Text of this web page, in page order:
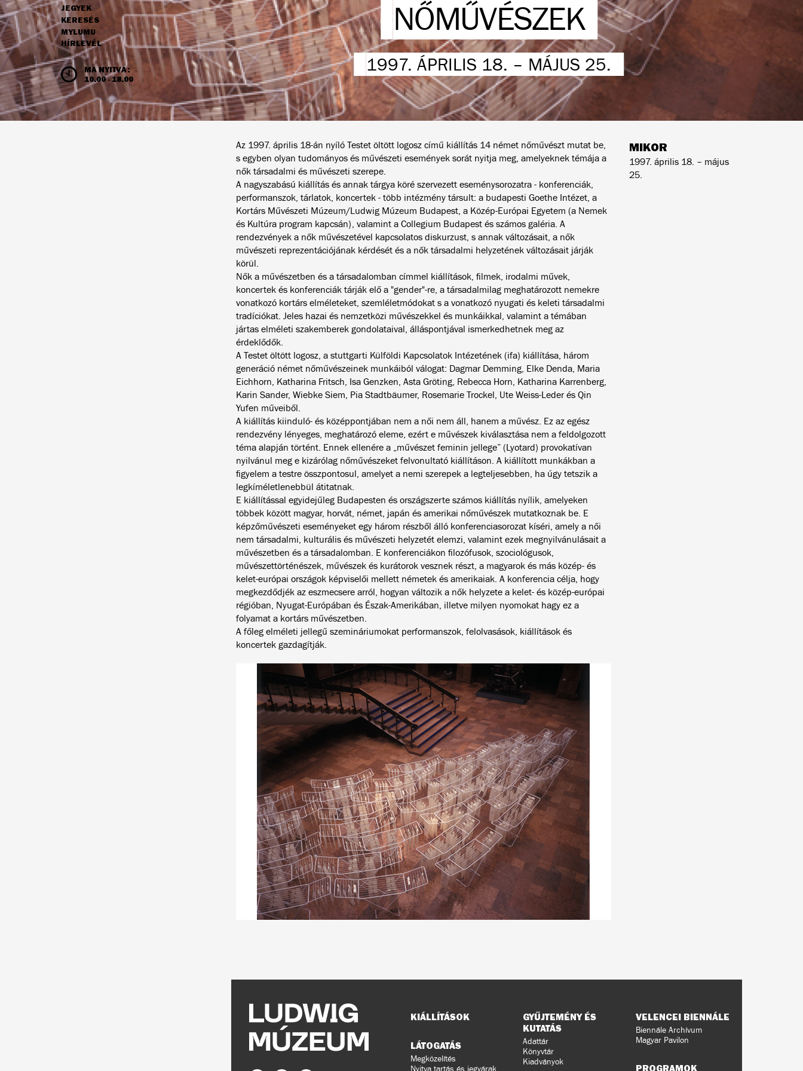
NAVIGÁCIÓ
JEGYEK
KERESÉS
MYLUMU
HÍRLEVÉL
MA NYITVA:
10.00 - 18.00
NYITVATARTÁS ÉS JEGYÁRAK
NŐMŰVÉSZEK
1997. ÁPRILIS 18. – MÁJUS 25.
MIKOR
1997. április 18. – május
25.
Az 1997. április 18-án nyíló Testet öltött logosz című kiállítás 14 német nőművészt mutat be,
s egyben olyan tudományos és művészeti események sorát nyitja meg, amelyeknek témája a
nők társadalmi és művészeti szerepe.
A nagyszabású kiállítás és annak tárgya köré szervezett eseménysorozatra - konferenciák,
performanszok, tárlatok, koncertek - több intézmény társult: a budapesti Goethe Intézet, a
Kortárs Művészeti Múzeum/Ludwig Múzeum Budapest, a Közép-Európai Egyetem (a Nemek
és Kultúra program kapcsán), valamint a Collegium Budapest és számos galéria. A
rendezvények a nők művészetével kapcsolatos diskurzust, s annak változásait, a nők
művészeti reprezentációjának kérdését és a nők társadalmi helyzetének változásait járják
körül.
Nők a művészetben és a társadalomban címmel kiállítások, filmek, irodalmi művek,
koncertek és konferenciák tárják elő a "gender"-re, a társadalmilag meghatározott nemekre
vonatkozó kortárs elméleteket, szemléletmódokat s a vonatkozó nyugati és keleti társadalmi
tradíciókat. Jeles hazai és nemzetközi művészekkel és munkáikkal, valamint a témában
jártas elméleti szakemberek gondolataival, álláspontjával ismerkedhetnek meg az
érdeklődők.
A Testet öltött logosz, a stuttgarti Külföldi Kapcsolatok Intézetének (ifa) kiállítása, három
generáció német nőművészeinek munkáiból válogat: Dagmar Demming, Elke Denda, Maria
Eichhorn, Katharina Fritsch, Isa Genzken, Asta Gröting, Rebecca Horn, Katharina Karrenberg,
Karin Sander, Wiebke Siem, Pia Stadtbäumer, Rosemarie Trockel, Ute Weiss-Leder és Qin
Yufen műveiből.
A kiállítás kiinduló- és középpontjában nem a női nem áll, hanem a művész. Ez az egész
rendezvény lényeges, meghatározó eleme, ezért e művészek kiválasztása nem a feldolgozott
téma alapján történt. Ennek ellenére a „művészet feminin jellege” (Lyotard) provokatívan
nyilvánul meg e kizárólag nőművészeket felvonultató kiállításon. A kiállított munkákban a
figyelem a testre összpontosul, amelyet a nemi szerepek a legteljesebben, ha úgy tetszik a
legkíméletlenebbül átitatnak.
E kiállítással egyidejűleg Budapesten és országszerte számos kiállítás nyílik, amelyeken
többek között magyar, horvát, német, japán és amerikai nőművészek mutatkoznak be. E
képzőművészeti eseményeket egy három részből álló konferenciasorozat kíséri, amely a női
nem társadalmi, kulturális és művészeti helyzetét elemzi, valamint ezek megnyilvánulásait a
művészetben és a társadalomban. E konferenciákon filozófusok, szociológusok,
művészettörténészek, művészek és kurátorok vesznek részt, a magyarok és más közép- és
kelet-európai országok képviselői mellett németek és amerikaiak. A konferencia célja, hogy
megkezdődjék az eszmecsere arról, hogyan változik a nők helyzete a kelet- és közép-európai
régióban, Nyugat-Európában és Észak-Amerikában, illetve milyen nyomokat hagy ez a
folyamat a kortárs művészetben.
A főleg elméleti jellegű szemináriumokat performanszok, felolvasások, kiállítások és
koncertek gazdagítják.
Oldaltérkép
KIÁLLÍTÁSOK
LÁTOGATÁS
Megközelítés
Nyitva tartás és jegyárak
GYŰJTEMÉNY ÉS
KUTATÁS
Adattár
Könyvtár
Kiadványok
VELENCEI BIENNÁLE
Biennále Archívum
Magyar Pavilon
PROGRAMOK